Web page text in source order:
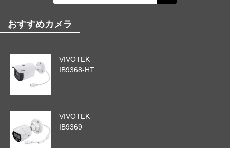
おすすめカメラ
VIVOTEK
IB9368-HT
VIVOTEK
IB9369